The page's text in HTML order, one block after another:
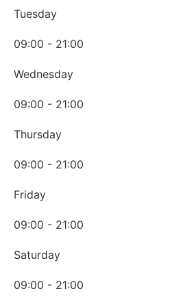
Tuesday
09:00 - 21:00
Wednesday
09:00 - 21:00
Thursday
09:00 - 21:00
Friday
09:00 - 21:00
Saturday
09:00 - 21:00